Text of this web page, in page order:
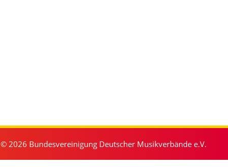
© 2026 Bundesvereinigung Deutscher Musikverbände e.V.